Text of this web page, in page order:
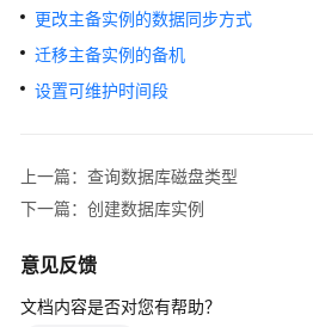
绍
用
户
最
实
更改主备实例的数据同步方式
迁移主备实例的备机
设置可维护时间段
上一篇：查询数据库磁盘类型
下一篇：创建数据库实例
意见反馈
文档内容是否对您有帮助？